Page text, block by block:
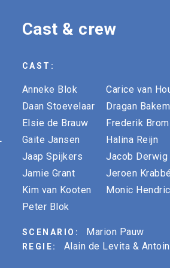
Cast & crew
CAST:
Anneke Blok
Carice van
Daan Stoevelaar
Dragan
Elsie de Brauw
Frederik Brom
Gaite Jansen
Halina Reijn
Jaap Spijkers
Jacob Derwig
Jamie Grant
Jeroen Krabbé
Kim van Kooten
Monic
Peter Blok
SCENARIO: Marion Pauw
REGIE: Alain de Levita &